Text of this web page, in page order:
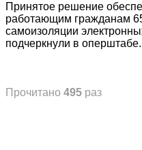
Принятое решение
работающим гражданам
самоизоляции
подчеркнули в оперштабе.
Прочитано 495 раз